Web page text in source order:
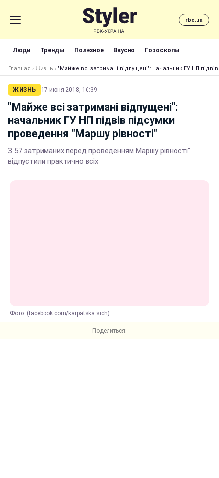
rbc.ua
Люди Тренды Полезное Вкусно Гороскопы
Главная › Жизнь › "Майже всі затримані відпущені": начальник ГУ НП
ЖИЗНЬ 17 июня 2018, 16:39
"Майже всі затримані відпущені":
начальник ГУ НП підвів підсумки
проведення "Маршу рівності"
З 57 затриманих перед проведенням Маршу рівності"
відпустили практично всіх
Фото: (facebook.com/karpatska.sich)
Поделиться: